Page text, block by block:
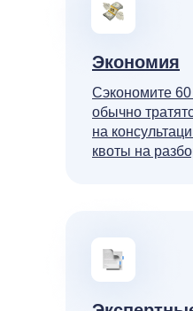
Экономия
Сэкономите
обычно
на
квоты на